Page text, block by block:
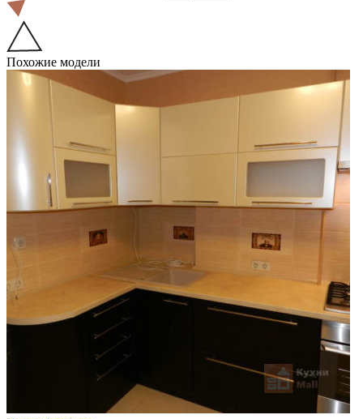
Похожие модели